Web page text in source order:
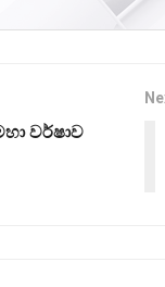
වර්ෂාව